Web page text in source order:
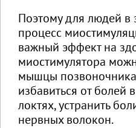
Поэтому для людей в
процесс
важный эффект на
миостимулятора
мышцы позвоночника
избавиться от болей
локтях, устранить
нервных волокон.